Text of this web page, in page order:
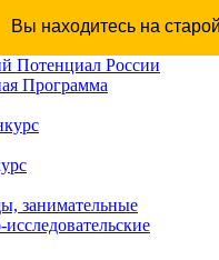
Вы находитесь на
Потенциал России
Программа
занимательные